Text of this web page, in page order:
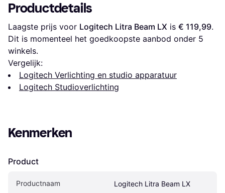
Productdetails
Laagste prijs voor Logitech Litra Beam LX is € 119,99.
Dit is momenteel het goedkoopste aanbod onder 5
winkels.
Vergelijk:
Logitech Verlichting en studio apparatuur
Logitech Studioverlichting
Kenmerken
Product
Productnaam Logitech Litra Beam LX